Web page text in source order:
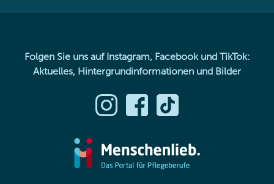
Folgen Sie uns auf Instagram, Facebook und TikTok:
Aktuelles, Hintergrundinformationen und Bilder